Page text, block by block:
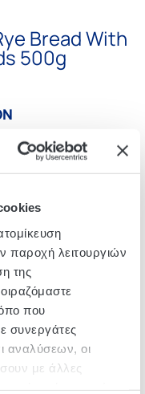
παροχή λειτουργιών
της
που
συνεργάτες
αναλύσεων, οι
με άλλες
Bread With
500g
organically